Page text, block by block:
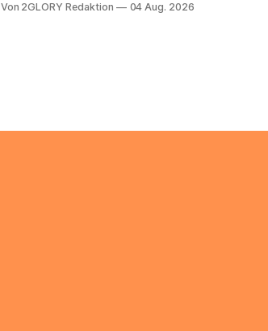
noch eine e mail adresse mit der Endung
Von 2GLORY Redaktion 04 Aug. 2026